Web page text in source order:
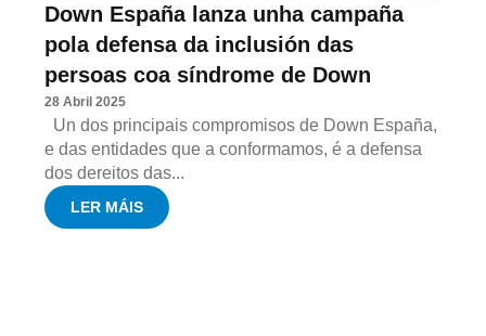
Down España lanza unha campaña
pola defensa da inclusión das
persoas coa síndrome de Down
28 Abril 2025
Un dos principais compromisos de Down España,
e das entidades que a conformamos, é a defensa
dos dereitos das...
LER MÁIS